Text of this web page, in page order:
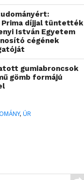
Prima díjjal tüntették
István Egyetem
cégének
gumiabroncsok
gömb formájú
,ÚR